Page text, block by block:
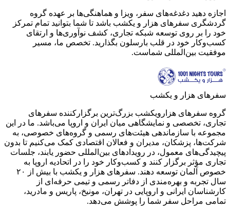
اجازه دهید دغدغه‌های سفر، ویزا و هماهنگی‌ها بر عهده گروه
گردشگری سفرهای هزار و یکشب باشد تا شما بتوانید تمام تمرکز
خود را بر روی توسعه شبکه تجاری، کشف نوآوری‌ها و ارتقای
کسب‌وکار خود در قلب بارسلون بگذارید. تخصص ما، مسیر
موفقیت بین‌المللی شماست.
سفرهای هزار و یکشب
گروه سفرهای هزارویکشب بزرگ‌ترین برگزارکننده سفرهای
تجاری، تخصصی و نمایشگاهی میان ایران و اروپا می‌باشد. ما در این
مجموعه با سازماندهی هیئت‌های رسمی و گروه‌های خصوصی، به
شرکت‌ها، پزشکان، مدیران و فعالان اقتصادی کمک می‌کنیم تا بدون
پیچیدگی‌های معمول، در رویدادهای بین‌المللی حضور یابند، جلسات
تجاری مؤثر برگزار کنند و کسب‌وکار خود را در اتحادیه اروپا به
خصوص آلمان توسعه دهند. سفر‌های هزار و یکشب با بیش از ۲۰
سال تجربه و بهره‌مندی از دفاتر رسمی و تیمی حرفه‌ای از
کارشناسان ایرانی و اروپایی در تهران، مونیخ، پاریس و مادرید،
تمامی مراحل سفر شما را پوشش می‌دهد.